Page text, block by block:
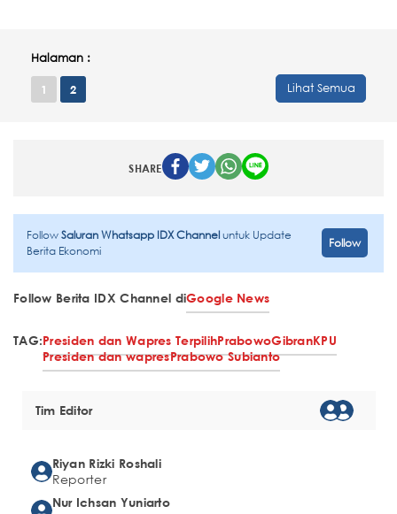
Halaman :
1 2 Lihat Semua
SHARE
FollowSaluran Whatsapp IDX Channeluntuk Update
Berita Ekonomi
Follow
Follow Berita IDX Channel diGoogle News
TAG:Presiden dan Wapres TerpilihPrabowoGibranKPU
Presiden dan wapresPrabowo Subianto
Tim Editor
Riyan Rizki Roshali
Reporter
Nur Ichsan Yuniarto